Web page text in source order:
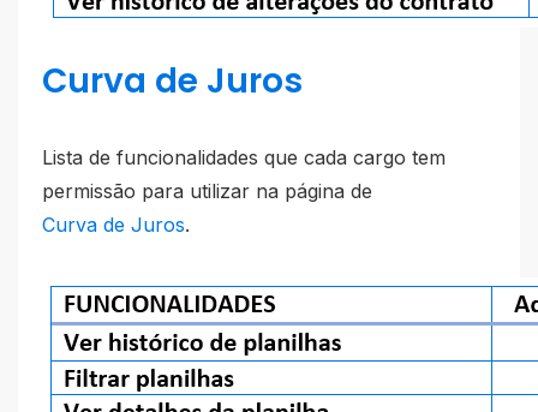
Curva de Juros
Lista de funcionalidades que cada cargo tem
permissão para utilizar na página de
Curva de Juros.